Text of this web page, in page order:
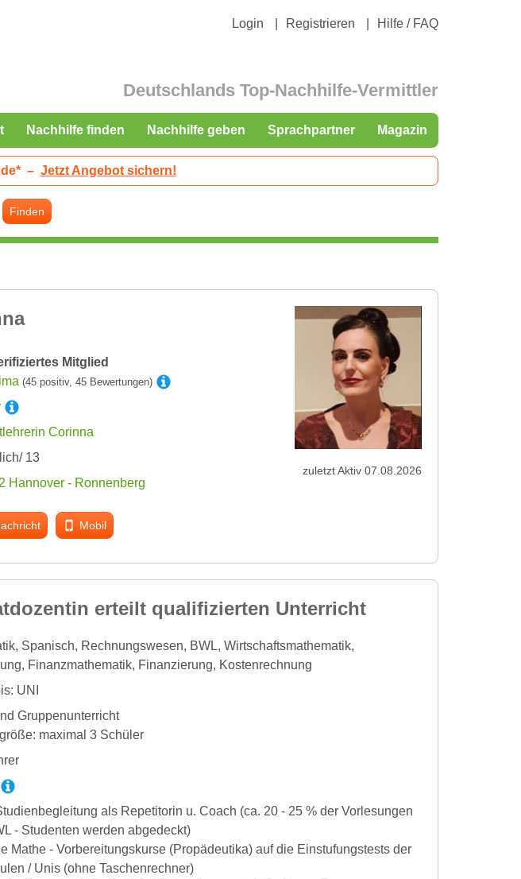
Login Registrieren Hilfe / FAQ
Deutschlands Top-Nachhilfe-Vermittler
Nachhilfe finden Nachhilfe geben Sprachpartner Magazin
– Jetzt Angebot sichern!
Finden
Mitglied
(45 positiv, 45 Bewertungen)
Corinna
13
Hannover - Ronnenberg
Mobil
zuletzt Aktiv 07.08.2026
erteilt qualifizierten Unterricht
Spanisch, Rechnungswesen, BWL, Wirtschaftsmathematik,
Finanzmathematik, Finanzierung, Kostenrechnung
UNI
Gruppenunterricht
maximal 3 Schüler
als Repetitorin u. Coach (ca. 20 - 25 % der Vorlesungen
- Studenten werden abgedeckt)
Mathe - Vorbereitungskurse (Propädeutika) auf die Einstufungstests der
/ Unis (ohne Taschenrechner)